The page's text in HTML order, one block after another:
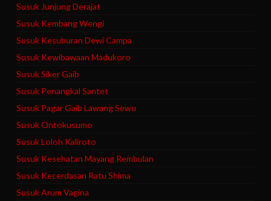
Susuk Junjung Derajat
Susuk Kembang Wengi
Susuk Kesuburan Dewi Campa
Susuk Kewibawaan Madukoro
Susuk Siker Gaib
Susuk Penangkal Santet
Susuk Pagar Gaib Lawang Sewu
Susuk Ontokusumo
Susuk Loloh Kaliroto
Susuk Kesehatan Mayang Rembulan
Susuk Kecerdasan Ratu Shima
Susuk Arum Vagina